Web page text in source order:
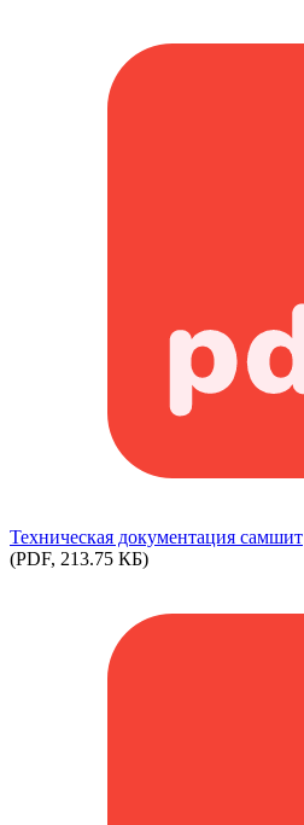
Техническая документация самшит
(PDF, 213.75 КБ)